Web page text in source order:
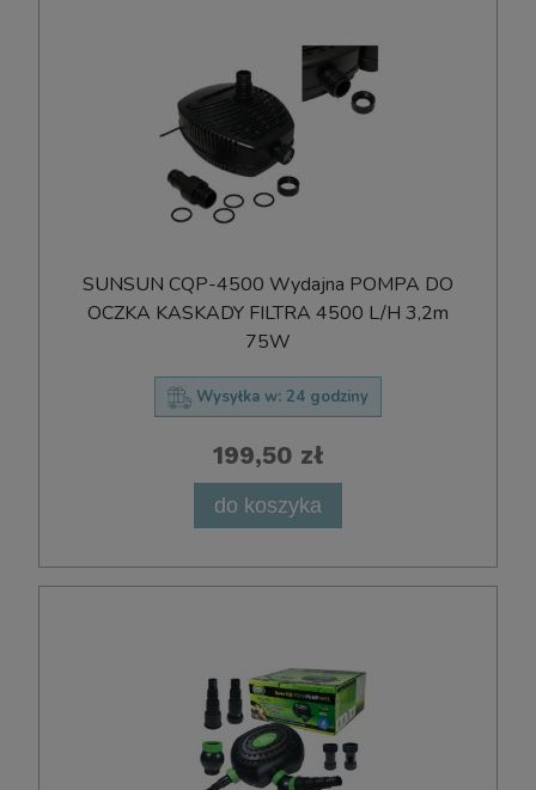
SUNSUN CQP-4500 Wydajna POMPA DO
OCZKA KASKADY FILTRA 4500 L/H 3,2m
75W
Wysyłka w: 24 godziny
199,50 zł
do koszyka